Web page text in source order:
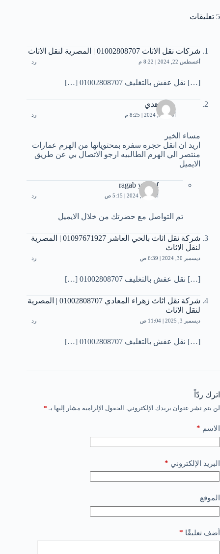
5 تعليقات
شركات نقل الاثاث 01002808707 | المصرية لنقل الاثاث
أغسطس 22, 2024 | 8:22 م رد
[…] نقل عفش بالتغليف 01002808707 […]
مدام هدي
أكتوبر 2, 2024 | 8:25 م رد
مساء الخير
اريد ان انقل حجره سفره بمحتوياتها من الهرم عمارات
منتصر الي الهرم الطالبيه ارجو الاتصال بي عن طريق
الايميل
ragab yousef
أكتوبر 4, 2024 | 5:15 ص رد
تم التواصل مع حضرتك من خلال الايميل
شركة نقل اثاث بالحي العاشر 01097671927 | المصرية
لنقل الاثاث
ديسمبر 30, 2024 | 6:39 ص رد
[…] نقل عفش بالتغليف 01002808707 […]
شركة نقل اثاث زهراء المعادي 01002808707 | المصرية
لنقل الاثاث
ديسمبر 3, 2025 | 11:04 ص رد
[…] نقل عفش بالتغليف 01002808707 […]
اترك ردّاً
لن يتم نشر عنوان بريدك الإلكتروني. الحقول الإلزامية مشار إليها بـ *
الاسم *
البريد الإلكتروني *
الموقع
أضف تعليقًا *